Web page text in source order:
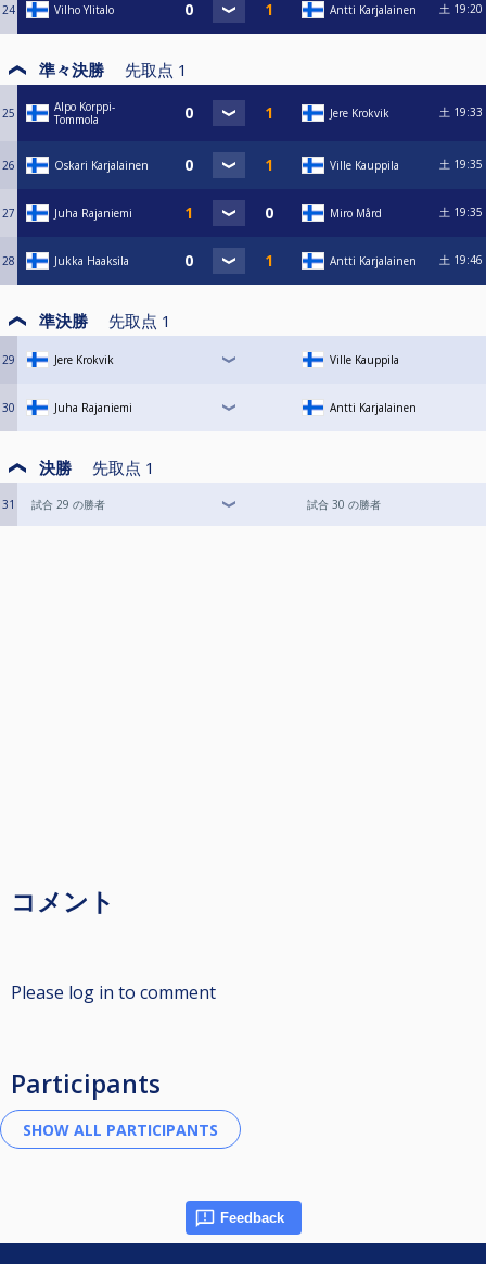
24 Vilho Ylitalo Antti Karjalainen 土 19:20
準々決勝 先取点 1
25
Alpo Korppi-
Tommola
Jere Krokvik 土 19:33
26 Oskari Karjalainen Ville Kauppila 土 19:35
27 Juha Rajaniemi Miro Mård 土 19:35
28 Jukka Haaksila Antti Karjalainen 土 19:46
準決勝 先取点 1
29 Jere Krokvik Ville Kauppila
30 Juha Rajaniemi Antti Karjalainen
決勝 先取点 1
31 試合 29 の勝者 試合 30 の勝者
コメント
Please log in to comment
Participants
Feedback